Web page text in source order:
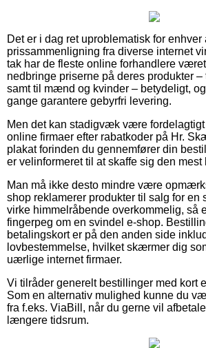
Det er i dag ret uproblematisk for enhver
prissammenligning fra diverse internet
tak har de fleste online forhandlere
nedbringe priserne på deres produkter
samt til mænd og kvinder – betydeligt,
gange garantere gebyrfri levering.
Men det kan stadigvæk være
online firmaer efter rabatkoder på Hr.
plakat forinden du gennemfører din
er velinformeret til at skaffe sig den mest
Man må ikke desto mindre være
shop reklamerer produkter til salg for en
virke himmelråbende overkommelig, så
fingerpeg om en svindel e-shop.
betalingskort er på den anden side
lovbestemmelse, hvilket skærmer dig
uærlige internet firmaer.
Vi tilråder generelt bestillinger med kort
Som en alternativ mulighed kunne du
fra f.eks. ViaBill, når du gerne vil
længere tidsrum.